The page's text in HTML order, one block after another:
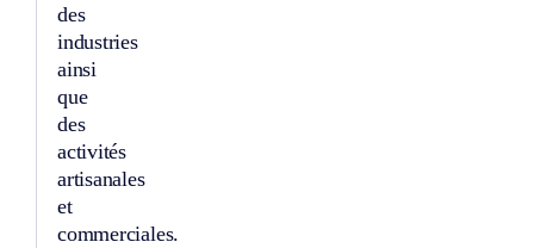
des
industries
ainsi
que
des
activités
artisanales
et
commerciales.